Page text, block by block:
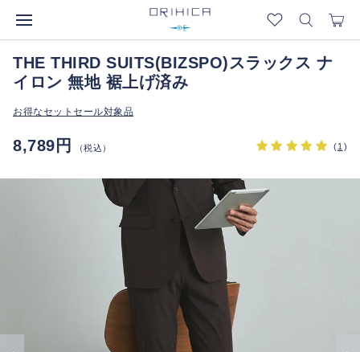
THE THIRD SUITS(BIZSPO)スラックス ナ
イロン 無地 裾上げ済み
お得なセットセール対象品
8,789円 （税込） (1 )